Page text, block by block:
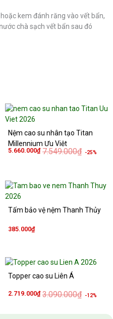
kem đánh răng vào vết bẩn,
chà sạch vết bẩn sau đó
Nệm cao su nhân tạo Titan
Millennium Ưu Việt
7.549.000₫
Giá
5.660.000₫
Giá
là:
-25%
Tấm bảo vệ nệm Thanh Thủy
385.000₫
Topper cao su Liên Á
3.090.000₫
Giá
2.719.000₫
Giá
-12%